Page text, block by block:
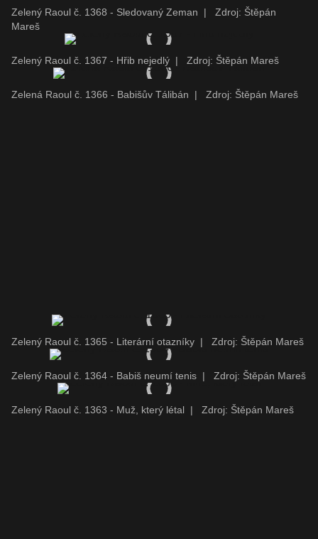
Zelený Raoul č. 1368 - Sledovaný Zeman |
Zdroj: Štěpán
Mareš
Zelený Raoul č. 1367 - Hřib nejedlý | Zdroj: Štěpán Mareš
Zelená Raoul č. 1366 - Babišův Tálibán | Zdroj: Štěpán Mareš
Zelený Raoul č. 1365 - Literární otazníky | Zdroj: Štěpán Mareš
Zelený Raoul č. 1364 - Babiš neumí tenis | Zdroj: Štěpán Mareš
Zelený Raoul č. 1363 - Muž, který létal | Zdroj: Štěpán Mareš